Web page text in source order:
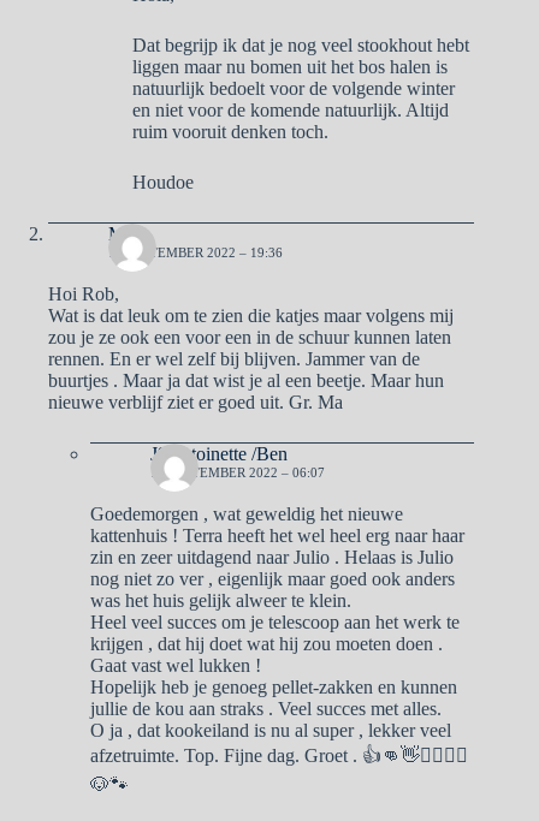
Dat begrijp ik dat je nog veel stookhout hebt
liggen maar nu bomen uit het bos halen is
natuurlijk bedoelt voor de volgende winter
en niet voor de komende natuurlijk. Altijd
ruim vooruit denken toch.
Houdoe
Ma
15 SEPTEMBER 2022 – 19:36
Hoi Rob,
Wat is dat leuk om te zien die katjes maar volgens mij
zou je ze ook een voor een in de schuur kunnen laten
rennen. En er wel zelf bij blijven. Jammer van de
buurtjes . Maar ja dat wist je al een beetje. Maar hun
nieuwe verblijf ziet er goed uit. Gr. Ma
J9Antoinette /Ben
16 SEPTEMBER 2022 – 06:07
Goedemorgen , wat geweldig het nieuwe
kattenhuis ! Terra heeft het wel heel erg naar haar
zin en zeer uitdagend naar Julio . Helaas is Julio
nog niet zo ver , eigenlijk maar goed ook anders
was het huis gelijk alweer te klein.
Heel veel succes om je telescoop aan het werk te
krijgen , dat hij doet wat hij zou moeten doen .
Gaat vast wel lukken !
Hopelijk heb je genoeg pellet-zakken en kunnen
jullie de kou aan straks . Veel succes met alles.
O ja , dat kookeiland is nu al super , lekker veel
afzetruimte. Top. Fijne dag. Groet . 👍👊👋🙋‍♀️🙋‍♂️
🐶🐾